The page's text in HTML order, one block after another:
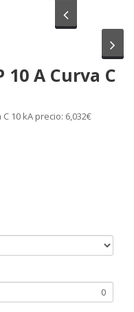
Anterior
A Curva C
10 kA precio: 6,032€